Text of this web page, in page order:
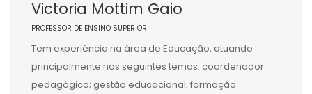
Victoria Mottim Gaio
PROFESSOR DE ENSINO SUPERIOR
Tem experiência na área de Educação, atuando
principalmente nos seguintes temas: coordenador
pedagógico; gestão educacional; formação